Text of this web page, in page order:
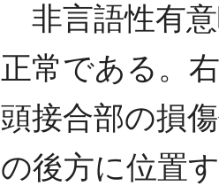
非言語性有意
正常である。右
頭接合部の損
の後方に位置